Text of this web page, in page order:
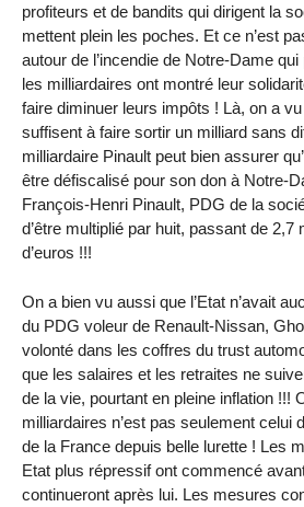
profiteurs et de bandits qui dirigent la
mettent plein les poches. Et ce n’est
autour de l’incendie de Notre-Dame
les milliardaires ont montré leur
faire diminuer leurs impôts ! Là, on a
suffisent à faire sortir un milliard sans
milliardaire Pinault peut bien assurer
être défiscalisé pour son don à Notre-
François-Henri Pinault, PDG de la
d’être multiplié par huit, passant de 2,7
d’euros !!!
On a bien vu aussi que l’Etat n’avait
du PDG voleur de Renault-Nissan,
volonté dans les coffres du trust
que les salaires et les retraites ne
de la vie, pourtant en pleine inflation !!!
milliardaires n’est pas seulement celui
de la France depuis belle lurette ! Les
Etat plus répressif ont commencé
continueront après lui. Les mesures